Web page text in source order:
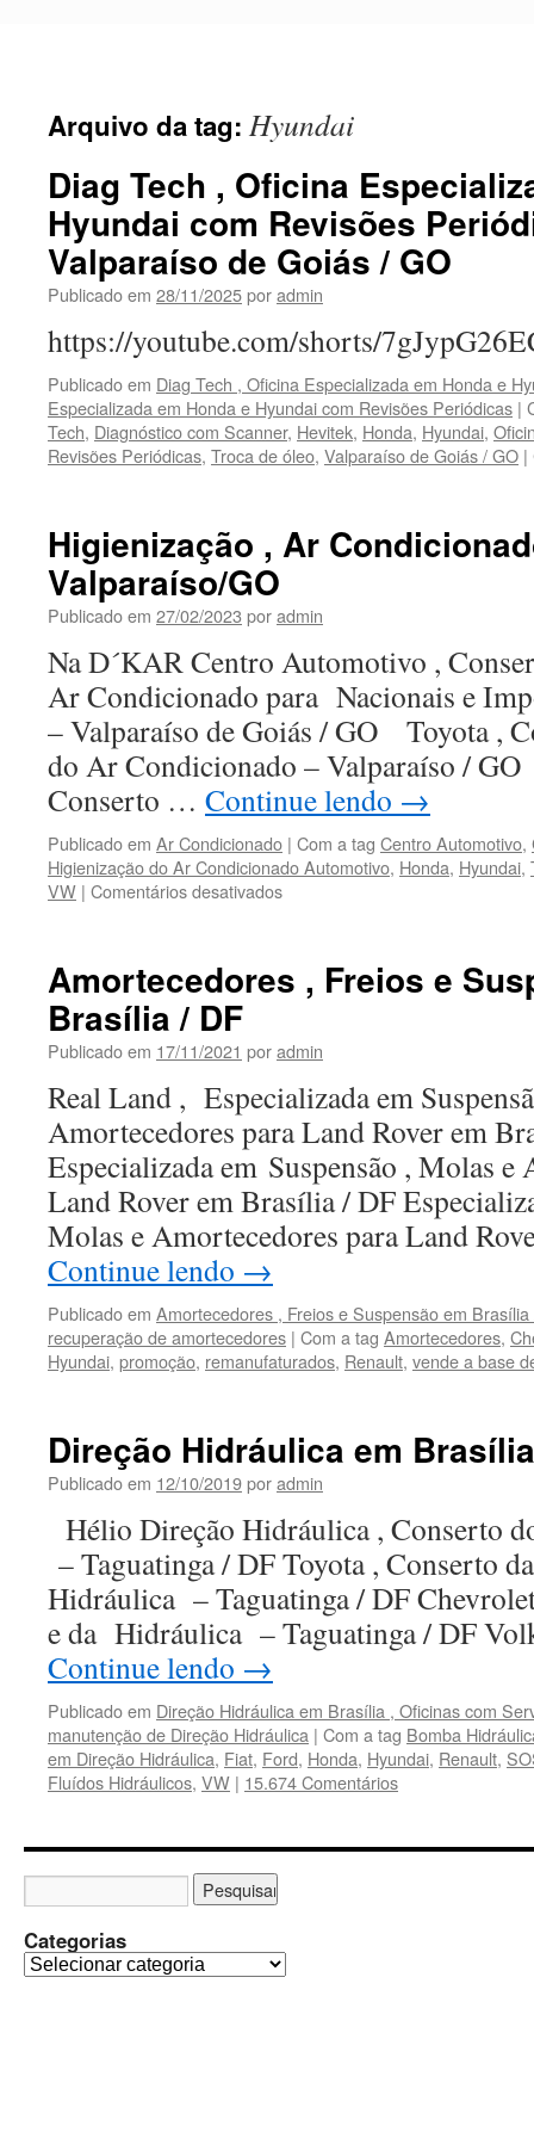
Arquivo da tag: Hyundai
Diag Tech , Oficina
Hyundai com Revisões
Valparaíso de Goiás / GO
Publicado em 28/11/2025poradmin
https://youtube.com/shorts/
Publicado em Diag Tech , Oficina Especializada em Honda e
Especializada em Honda e Hyundai com Revisões Periódicas |
Tech, Diagnóstico com Scanner, Hevitek, Honda, Hyundai,
Revisões Periódicas, Troca de óleo, Valparaíso de Goiás / GO |
Higienização , Ar
Valparaíso/GO
Publicado em 27/02/2023 poradmin
Na D´KAR Centro Automotivo ,
Ar Condicionado para Nacionais e
– Valparaíso de Goiás / GO Toyota ,
do Ar Condicionado – Valparaíso /
Conserto … Continue lendo →
Publicado em Ar Condicionado | Com a tag Centro Automotivo,
Higienização do Ar Condicionado Automotivo, Honda, Hyundai,
VW | Comentários desativados
Condicionado
Amortecedores , Freios e
Brasília / DF
Publicado em 17/11/2021 poradmin
Real Land , Especializada em
Amortecedores para Land Rover em
Especializada em Suspensão , Molas e
Land Rover em Brasília / DF
Molas e Amortecedores para Land
Continue lendo →
Publicado em Amortecedores , Freios e Suspensão em
recuperação de amortecedores | Com a tag Amortecedores,
Hyundai, promoção, remanufaturados, Renault, vende a base
Direção Hidráulica em Brasília
Publicado em 12/10/2019poradmin
Hélio Direção Hidráulica , Conserto
– Taguatinga / DF Toyota , Conserto
Hidráulica – Taguatinga / DF
e da Hidráulica – Taguatinga / DF
Continue lendo →
Publicado em Direção Hidráulica em Brasília , Oficinas com
manutenção de Direção Hidráulica | Com a tag Bomba
em Direção Hidráulica, Fiat, Ford, Honda, Hyundai, Renault,
Fluídos Hidráulicos, VW | 15.674 Comentários
Categorias
C